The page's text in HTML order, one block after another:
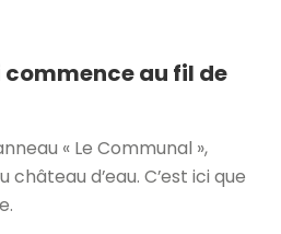
commence au fil de
« Le Communal »,
d’eau. C’est ici que